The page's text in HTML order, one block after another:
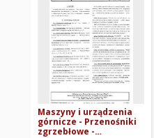
Maszyny i urządzenia
górnicze - Przenośniki
zgrzebłowe -